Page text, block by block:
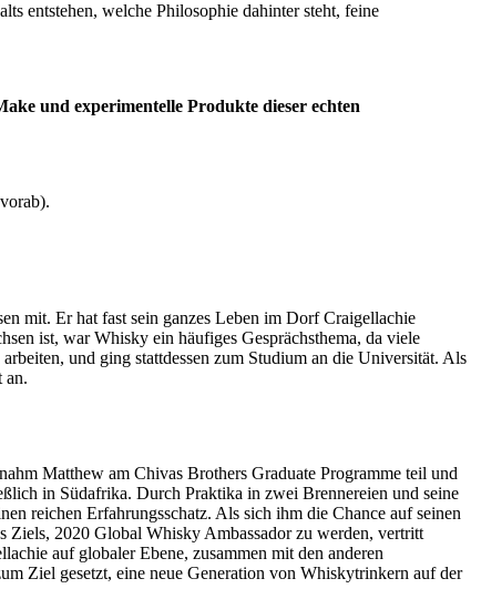
entstehen, welche Philosophie dahinter steht, feine
und experimentelle Produkte dieser echten
mit. Er hat fast sein ganzes Leben im Dorf Craigellachie
ist, war Whisky ein häufiges Gesprächsthema, da viele
und ging stattdessen zum Studium an die Universität. Als
an.
Matthew am Chivas Brothers Graduate Programme teil und
in Südafrika. Durch Praktika in zwei Brennereien und seine
reichen Erfahrungsschatz. Als sich ihm die Chance auf seinen
Ziels, 2020 Global Whisky Ambassador zu werden, vertritt
auf globaler Ebene, zusammen mit den anderen
Ziel gesetzt, eine neue Generation von Whiskytrinkern auf der